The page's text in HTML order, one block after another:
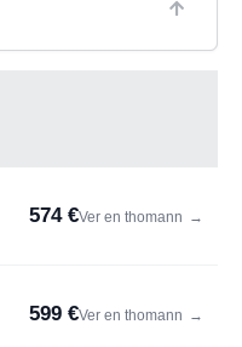
574 €Ver en thomann →
599 €Ver en thomann →